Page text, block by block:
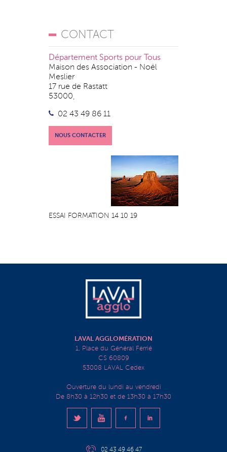
CONTACT
Département Sports pour Tous
Maison des Association - Noël
Meslier
17 rue de Rastatt
53000,
02 43 49 86 11
NOUS CONTACTER
ESSAI FORMATION 14 10 19
LAVAL AGGLOMÉRATION
1, Place du Général Ferrié
CS 60809
53008 LAVAL Cedex
Ouverture du lundi au vendredi
De 8h30 à 12h30 et de 13h30 à 17h30
02 43 49 46 47